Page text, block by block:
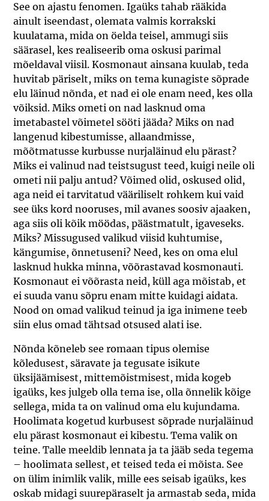
See on ajastu fenomen. Igaüks tahab rääkida
ainult iseendast, olemata valmis korrakski
kuulatama, mida on öelda teisel, ammugi siis
säärasel, kes realiseerib oma oskusi parimal
mõeldaval viisil. Kosmonaut ainsana kuulab, teda
huvitab päriselt, miks on tema kunagiste sõprade
elu läinud nõnda, et nad ei ole enam need, kes olla
võiksid. Miks ometi on nad lasknud oma
imetabastel võimetel sööti jääda? Miks on nad
langenud kibestumisse, allaandmisse,
mõõtmatusse kurbusse nurjaläinud elu pärast?
Miks ei valinud nad teistsugust teed, kuigi neile oli
ometi nii palju antud? Võimed olid, oskused olid,
aga neid ei tarvitatud vääriliselt rohkem kui vaid
see üks kord nooruses, mil avanes soosiv ajaaken,
aga siis oli kõik möödas, päästmatult, igaveseks.
Miks? Missugused valikud viisid kuhtumise,
kängumise, õnnetuseni? Need, kes on oma elul
lasknud hukka minna, võõrastavad kosmonauti.
Kosmonaut ei võõrasta neid, küll aga mõistab, et
ei suuda vanu sõpru enam mitte kuidagi aidata.
Nood on omad valikud teinud ja iga inimene teeb
siin elus omad tähtsad otsused alati ise.
Nõnda kõneleb see romaan tipus olemise
kõledusest, säravate ja tegusate isikute
üksijäämisest, mittemõistmisest, mida kogeb
igaüks, kes julgeb olla tema ise, olla õnnelik kõige
sellega, mida ta on valinud oma elu kujundama.
Hoolimata kogetud kurbusest sõprade nurjaläinud
elu pärast kosmonaut ei kibestu. Tema valik on
teine. Talle meeldib lennata ja ta jääb seda tegema
– hoolimata sellest, et teised teda ei mõista. See
on ülim inimlik valik, mille ees seisab igaüks, kes
oskab midagi suurepäraselt ja armastab seda, mida